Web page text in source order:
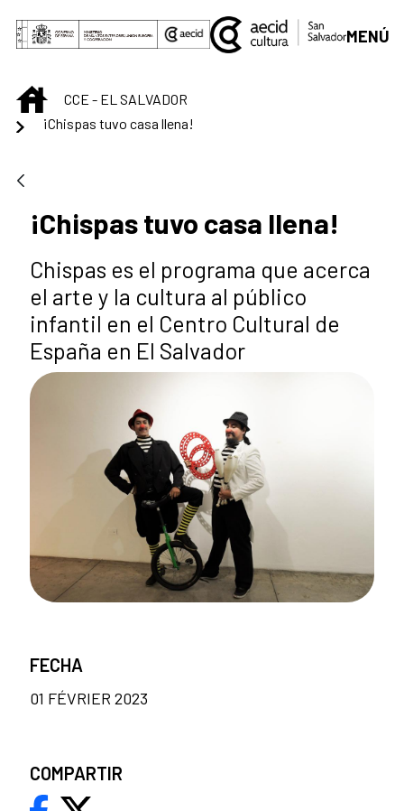
Saut au contenu principal
MENÚ
INICIOCCE - EL SALVADOR
¡Chispas tuvo casa llena!
¡Chispas tuvo casa llena!
Chispas es el programa que acerca
el arte y la cultura al público
infantil en el Centro Cultural de
España en El Salvador
FECHA
01 FÉVRIER 2023
COMPARTIR